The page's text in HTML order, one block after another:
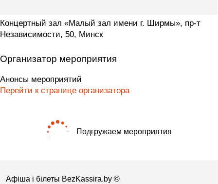
Концертный зал «Малый зал имени г. Ширмы», пр-т
Независимости, 50, Минск
Организатор мероприятия
Анонсы мероприятий
Перейти к странице организатора
Подгружаем мероприятия
Афіша і білеты BezKassira.by ©